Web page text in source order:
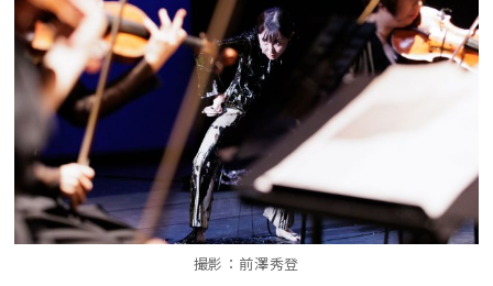
撮影：前澤秀登